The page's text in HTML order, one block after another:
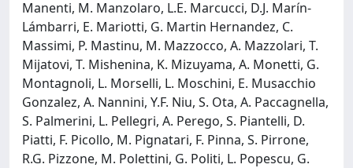
Manenti, M. Manzolaro, L.E. Marcucci, D.J. Marín-
Lámbarri, E. Mariotti, G. Martin Hernandez, C.
Massimi, P. Mastinu, M. Mazzocco, A. Mazzolari, T.
Mijatovi, T. Mishenina, K. Mizuyama, A. Monetti, G.
Montagnoli, L. Morselli, L. Moschini, E. Musacchio
Gonzalez, A. Nannini, Y.F. Niu, S. Ota, A. Paccagnella,
S. Palmerini, L. Pellegri, A. Perego, S. Piantelli, D.
Piatti, F. Picollo, M. Pignatari, F. Pinna, S. Pirrone,
R.G. Pizzone, M. Polettini, G. Politi, L. Popescu, G.